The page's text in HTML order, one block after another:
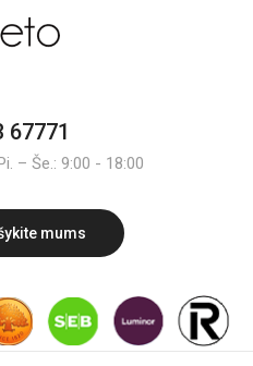
67771
– Še.: 9:00 - 18:00
mums